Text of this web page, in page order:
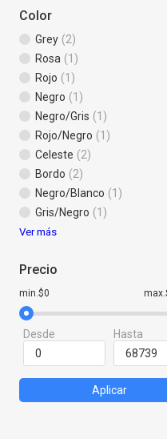
Color
Grey (2)
Rosa (1)
Rojo (1)
Negro (1)
Negro/Gris (1)
Rojo/Negro (1)
Celeste (2)
Bordo (2)
Negro/Blanco (1)
Gris/Negro (1)
Ver más
Precio
min.$0
Desde Hasta
Aplicar